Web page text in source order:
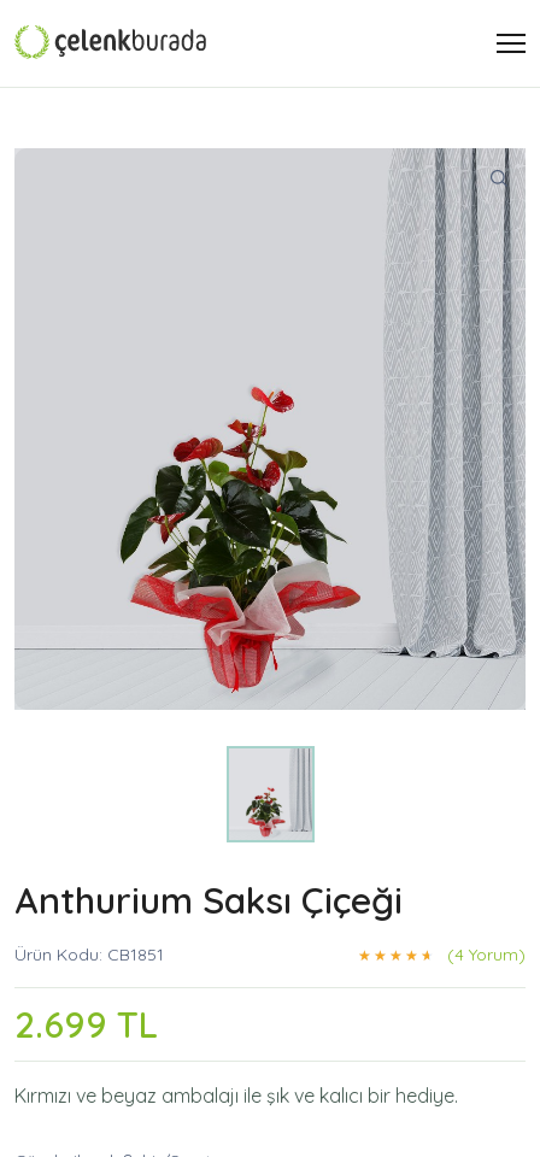
Anthurium Saksı Çiçeği
Ürün Kodu: CB1851 (4 Yorum)
2.699 TL
Kırmızı ve beyaz ambalajı ile şık ve kalıcı bir hediye.